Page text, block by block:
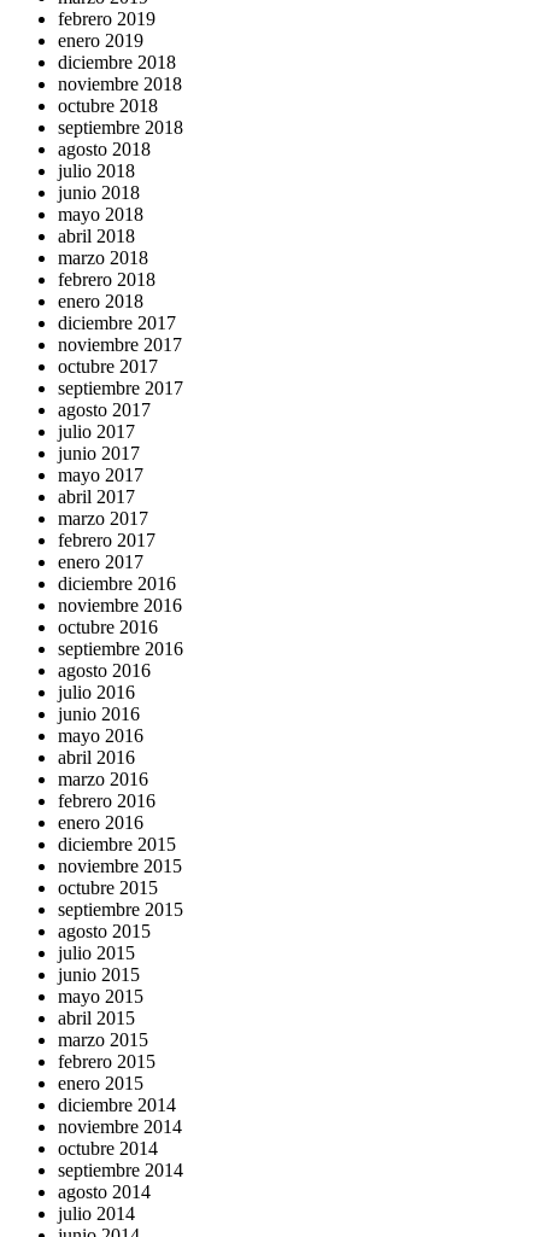
febrero 2019
enero 2019
diciembre 2018
noviembre 2018
octubre 2018
septiembre 2018
agosto 2018
julio 2018
junio 2018
mayo 2018
abril 2018
marzo 2018
febrero 2018
enero 2018
diciembre 2017
noviembre 2017
octubre 2017
septiembre 2017
agosto 2017
julio 2017
junio 2017
mayo 2017
abril 2017
marzo 2017
febrero 2017
enero 2017
diciembre 2016
noviembre 2016
octubre 2016
septiembre 2016
agosto 2016
julio 2016
junio 2016
mayo 2016
abril 2016
marzo 2016
febrero 2016
enero 2016
diciembre 2015
noviembre 2015
octubre 2015
septiembre 2015
agosto 2015
julio 2015
junio 2015
mayo 2015
abril 2015
marzo 2015
febrero 2015
enero 2015
diciembre 2014
noviembre 2014
octubre 2014
septiembre 2014
agosto 2014
julio 2014